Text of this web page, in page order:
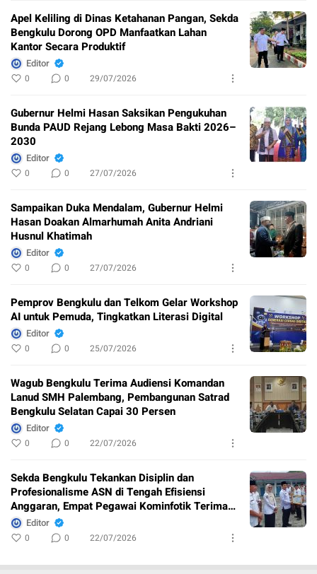
Apel Keliling di Dinas Ketahanan Pangan, Sekda
Bengkulu Dorong OPD Manfaatkan Lahan
Kantor Secara Produktif
Editor
0 0 29/07/2026
Gubernur Helmi Hasan Saksikan Pengukuhan
Bunda PAUD Rejang Lebong Masa Bakti 2026–
2030
Editor
0 0 27/07/2026
Sampaikan Duka Mendalam, Gubernur Helmi
Hasan Doakan Almarhumah Anita Andriani
Husnul Khatimah
Editor
0 0 27/07/2026
Pemprov Bengkulu dan Telkom Gelar Workshop
AI untuk Pemuda, Tingkatkan Literasi Digital
Editor
0 0 25/07/2026
Wagub Bengkulu Terima Audiensi Komandan
Lanud SMH Palembang, Pembangunan Satrad
Bengkulu Selatan Capai 30 Persen
Editor
0 0 22/07/2026
Sekda Bengkulu Tekankan Disiplin dan
Profesionalisme ASN di Tengah Efisiensi
Anggaran, Empat Pegawai Kominfotik Terima
Penghargaan
Editor
0 0 22/07/2026